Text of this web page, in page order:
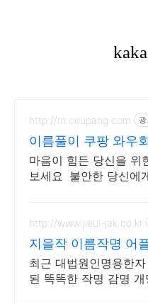
http://m.coupang.com 광
이름풀이 쿠팡 와우
마음이 힘든 당신을 위
보세요. 불안한 당신에
http://www.jieul-jak.co.kr
지을작 이름작명 어
보완하는 이름 추천
최근 대법원인명용한
된 똑똑한 작명 감명 개